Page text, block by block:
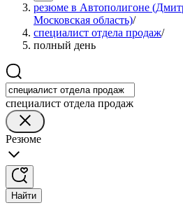
резюме в Автополигоне
Московская область)/
специалист отдела продаж/
полный день
специалист отдела продаж
Резюме
Найти